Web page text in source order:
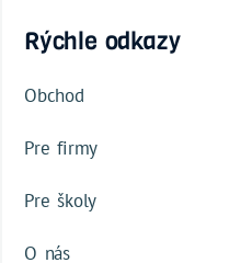
Rýchle odkazy
Obchod
Pre firmy
Pre školy
O nás